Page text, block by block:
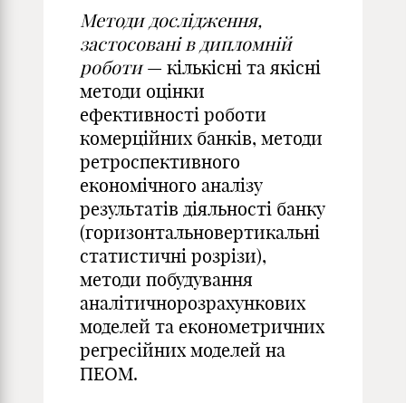
Методи дослідження,
застосовані в дипломній
роботи— кількісні та якісні
методи оцінки
ефективності роботи
комерційних банків, методи
ретроспективного
економічного аналізу
результатів діяльності банку
(горизонтальновертикальні
статистичні розрізи),
методи побудування
аналітичнорозрахункових
моделей та економетричних
регресійних моделей на
ПЕОМ.